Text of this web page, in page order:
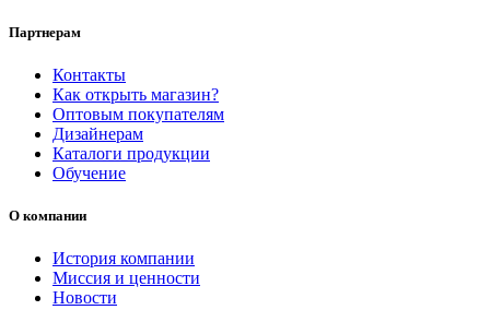
Партнерам
Контакты
Как открыть магазин?
Оптовым покупателям
Дизайнерам
Каталоги продукции
Обучение
О компании
История компании
Миссия и ценности
Новости